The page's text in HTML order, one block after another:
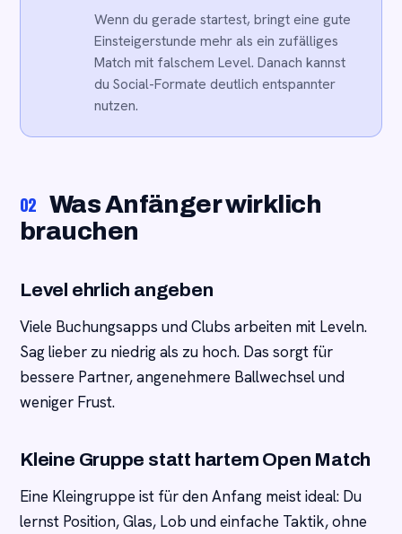
Wenn du gerade startest, bringt eine gute
Einsteigerstunde mehr als ein zufälliges
Match mit falschem Level. Danach kannst
du Social-Formate deutlich entspannter
nutzen.
02 Was Anfänger wirklich
brauchen
Level ehrlich angeben
Viele Buchungsapps und Clubs arbeiten mit Leveln.
Sag lieber zu niedrig als zu hoch. Das sorgt für
bessere Partner, angenehmere Ballwechsel und
weniger Frust.
Kleine Gruppe statt hartem Open Match
Eine Kleingruppe ist für den Anfang meist ideal: Du
lernst Position, Glas, Lob und einfache Taktik, ohne